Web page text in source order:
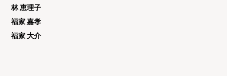
林 恵理子
福家 嘉孝
福家 大介